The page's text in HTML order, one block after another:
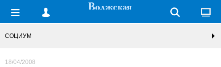
СОЦИУМ
18/04/2008